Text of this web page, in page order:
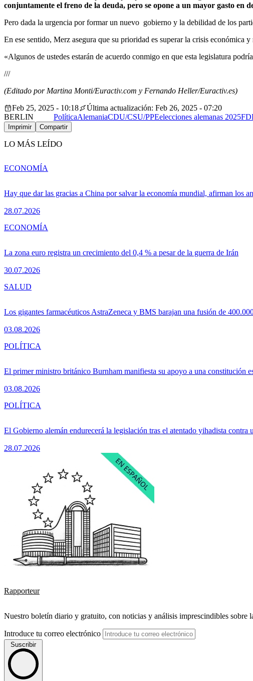
conjuntamente el freno de la deuda, pero se opone a un mayor gasto en
Pero dada la urgencia por formar un nuevo gobierno y la debilidad de los
En ese sentido, Merz asegura que su prioridad es superar la crisis económica
«Algunos de ustedes estarán de acuerdo conmigo en que esta legislatura
///
(Editado por Martina Monti/Euractiv.com y Fernando Heller/Euractiv.es)
Feb 25, 2025 - 10:18
Última actualización: Feb 26, 2025 - 07:20
BERLIN
PolíticaAlemaniaCDU/CSU/PPEelecciones alemanas 2025
Imprimir Compartir
LO MÁS LEÍDO
Hay que dar las gracias a China por salvar la economía mundial, afirman los
28.07.2026
ECONOMÍA
La zona euro registra un crecimiento del 0,4 % a pesar de la guerra de Irán
30.07.2026
ECONOMÍA
Los gigantes farmacéuticos AstraZeneca y BMS barajan una fusión de
03.08.2026
SALUD
El primer ministro británico Burnham manifiesta su apoyo a una constitución
03.08.2026
POLÍTICA
El Gobierno alemán endurecerá la legislación tras el atentado yihadista contra
28.07.2026
POLÍTICA
Rapporteur
Nuestro boletín diario y gratuito, con noticias y análisis imprescindibles sobre
Introduce tu correo electrónico
Suscribir